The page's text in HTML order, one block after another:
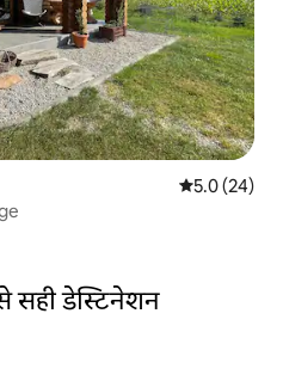
औसत रेटिंग 5
5.0 (24)
सही डेस्टिनेशन